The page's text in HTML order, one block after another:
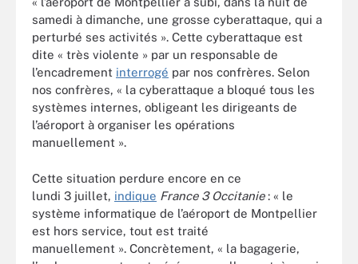
samedi à dimanche, une grosse cyberattaque, qui a
perturbé ses activités ». Cette cyberattaque est
dite « très violente » par un responsable de
l’encadrement interrogé par nos confrères. Selon
nos confrères, « la cyberattaque a bloqué tous les
systèmes internes, obligeant les dirigeants de
l’aéroport à organiser les opérations
manuellement ».
Cette situation perdure encore en ce
lundi 3 juillet, indique France 3 Occitanie: « le
système informatique de l’aéroport de Montpellier
est hors service, tout est traité
manuellement ». Concrètement, « la bagagerie,